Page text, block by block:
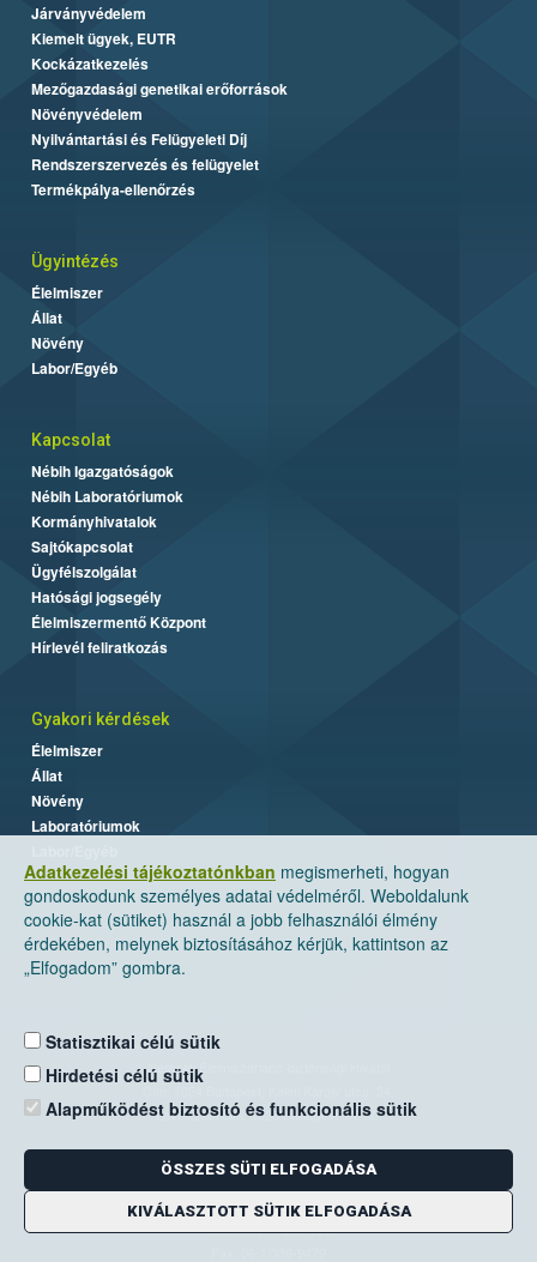
Adatkezelési tájékoztatónkban megismerheti, hogyan
gondoskodunk személyes adatai védelméről. Weboldalunk
cookie-kat (sütiket) használ a jobb felhasználói élmény
érdekében, melynek biztosításához kérjük, kattintson az
„Elfogadom” gombra.
Statisztikai célú sütik
Hirdetési célú sütik
Alapműködést biztosító és funkcionális sütik
ÖSSZES SÜTI ELFOGADÁSA
KIVÁLASZTOTT SÜTIK ELFOGADÁSA
Járványvédelem
Kiemelt ügyek, EUTR
Kockázatkezelés
Mezőgazdasági genetikai erőforrások
Növényvédelem
Nyilvántartási és Felügyeleti Díj
Rendszerszervezés és felügyelet
Termékpálya-ellenőrzés
Ügyintézés
Élelmiszer
Állat
Növény
Labor/Egyéb
Kapcsolat
Nébih Igazgatóságok
Nébih Laboratóriumok
Kormányhivatalok
Sajtókapcsolat
Ügyfélszolgálat
Hatósági jogsegély
Élelmiszermentő Központ
Hírlevél feliratkozás
Gyakori kérdések
Élelmiszer
Állat
Növény
Laboratóriumok
Nemzeti Élelmiszerlánc-biztonsági Hivatal
Levelezési cím: 1525 Budapest. Pf. 30.
E-mail:ugyfelszolgalat@nebih.gov.hu
Zöld szám: 06-80/263-244
Telefon: 06-1/ 336-9000